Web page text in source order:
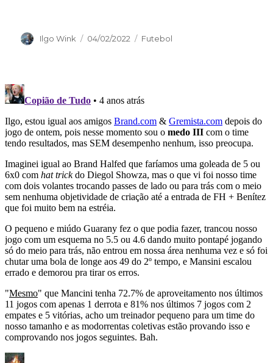
Autor
Ilgo Wink
Publicado
04/02/2022 Categorias
Futebol